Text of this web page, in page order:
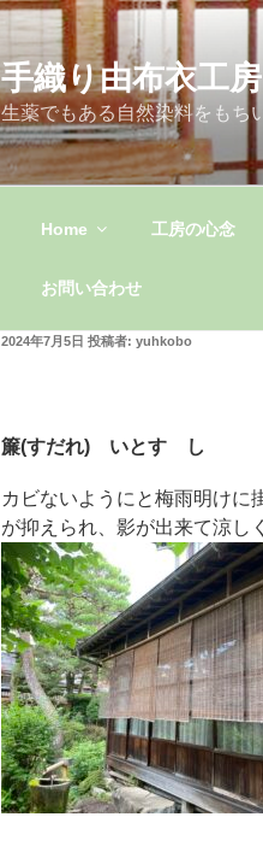
手織り由布衣工
生薬でもある自然染料をも
Home 工房の心念
お問い合わせ
投
2024年7月5日 投稿者: yuhkobo
簾(すだれ) いとすゞし
カビないようにと梅雨明けに
が抑えられ、影が出来て涼し